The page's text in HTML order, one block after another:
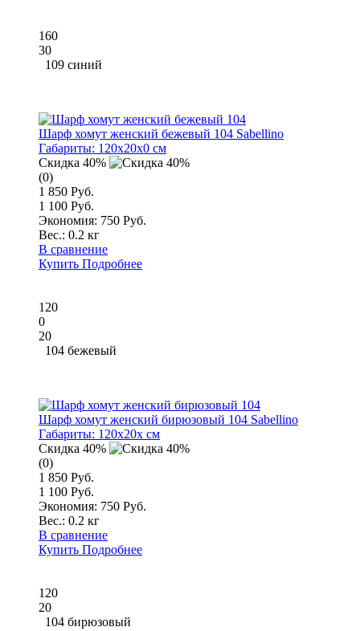
160
30
109 синий
Шарф хомут женский бежевый 104 Sabellino
Габариты: 120x20x0 см
Скидка 40%
(0)
1 850 Руб.
1 100 Руб.
Экономия: 750 Руб.
Вес.: 0.2 кг
В сравнение
Купить Подробнее
120
0
20
104 бежевый
Шарф хомут женский бирюзовый 104 Sabellino
Габариты: 120x20x см
Скидка 40%
(0)
1 850 Руб.
1 100 Руб.
Экономия: 750 Руб.
Вес.: 0.2 кг
В сравнение
Купить Подробнее
120
20
104 бирюзовый